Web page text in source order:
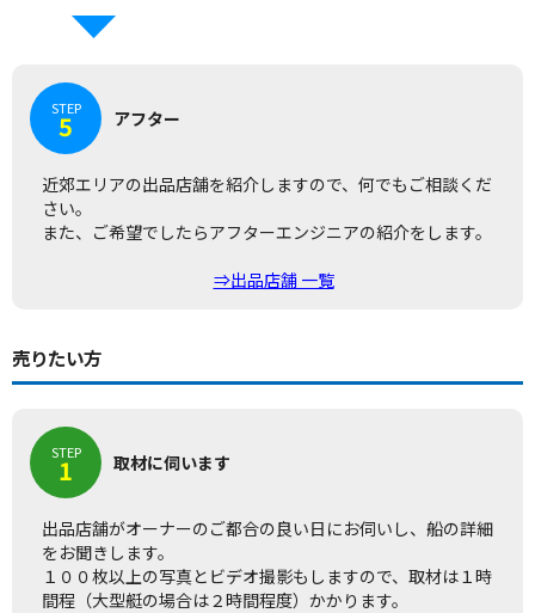
STEP
5 アフター
近郊エリアの出品店舗を紹介しますので、何でもご相談くだ
さい。
また、ご希望でしたらアフターエンジニアの紹介をします。
⇒出品店舗 一覧
売りたい方
STEP
1 取材に伺います
出品店舗がオーナーのご都合の良い日にお伺いし、船の詳細
をお聞きします。
１００枚以上の写真とビデオ撮影もしますので、取材は１時
間程（大型艇の場合は２時間程度）かかります。